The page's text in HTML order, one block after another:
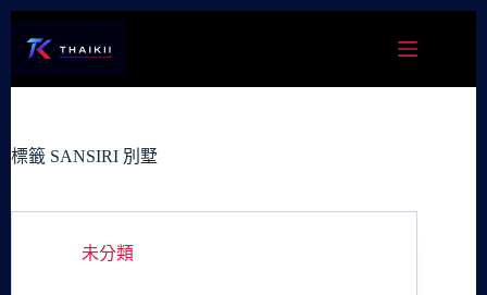
容
標籤 SANSIRI 別墅
未分類